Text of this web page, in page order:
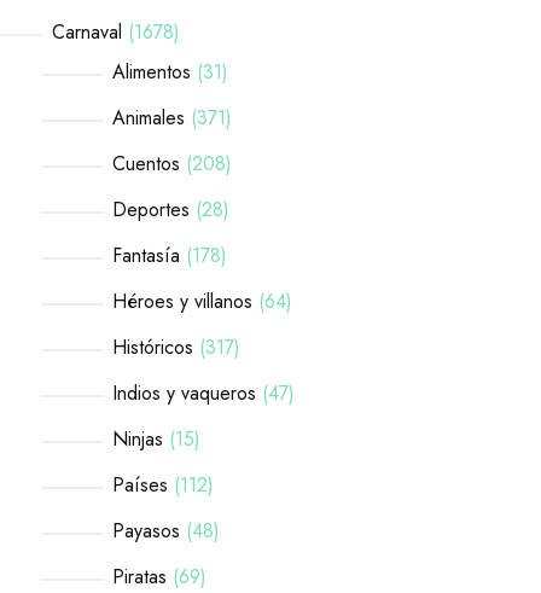
Carnaval 1678
Alimentos 31
Animales 371
Cuentos 208
Deportes 28
Fantasía 178
Héroes y villanos 64
Históricos 317
Indios y vaqueros 47
Ninjas 15
Países 112
Payasos 48
Piratas 69